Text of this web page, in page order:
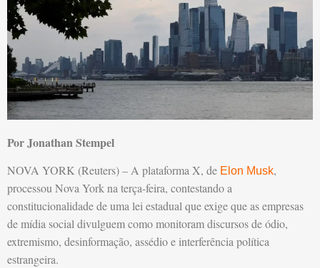
Por Jonathan Stempel
NOVA YORK (Reuters) – A plataforma X, de Elon Musk,
processou Nova York na terça-feira, contestando a
constitucionalidade de uma lei estadual que exige que as empresas
de mídia social divulguem como monitoram discursos de ódio,
extremismo, desinformação, assédio e interferência política
estrangeira.